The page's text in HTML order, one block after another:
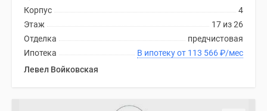
4
Корпус
17 из 26
Этаж
предчистовая
Отделка
В ипотеку от 113 566₽/мес
Ипотека
Левел Войковская